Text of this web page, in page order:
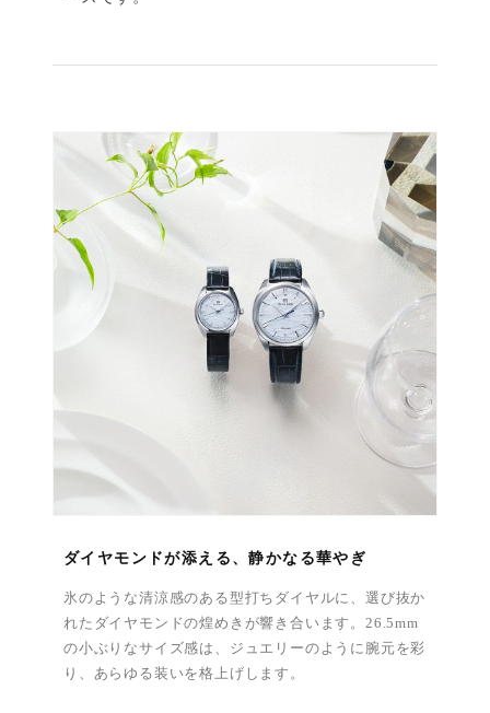
ダイヤモンドが添える、静かなる華やぎ
氷のような清涼感のある型打ちダイヤルに、選び抜か
れたダイヤモンドの煌めきが響き合います。26.5mm
の小ぶりなサイズ感は、ジュエリーのように腕元を彩
り、あらゆる装いを格上げします。